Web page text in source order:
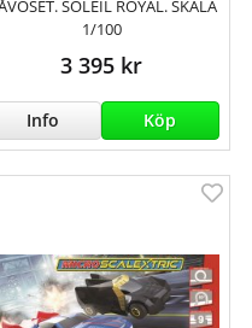
SOLEIL ROYAL. SKALA
1/100
3 395 kr
Info Köp